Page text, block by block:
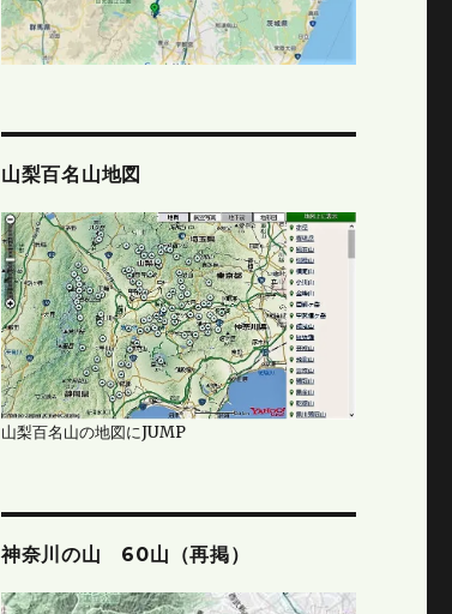
山梨百名山地図
山梨百名山の地図にJUMP
神奈川の山 60山（再掲）